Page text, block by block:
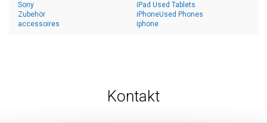
Sony
Zubehör
accessoires
iPad Used Tablets
iPhoneUsed Phones
iphone
Kontakt